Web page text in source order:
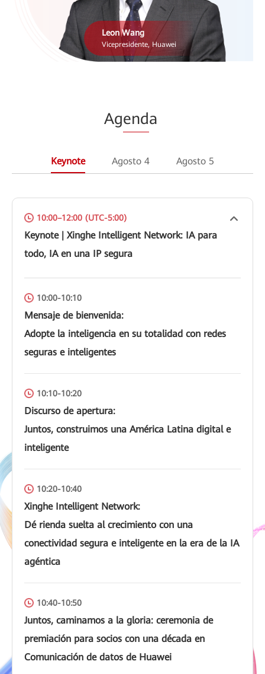
Leon Wang
Vicepresidente, Huawei
Agenda
Keynote Agosto 4 Agosto 5
10:00–12:00 (UTC-5:00)
Keynote | Xinghe Intelligent Network: IA para
todo, IA en una IP segura
10:00-10:10
Mensaje de bienvenida:
Adopte la inteligencia en su totalidad con redes
seguras e inteligentes
10:10-10:20
Discurso de apertura:
Juntos, construimos una América Latina digital e
inteligente
10:20-10:40
Xinghe Intelligent Network:
Dé rienda suelta al crecimiento con una
conectividad segura e inteligente en la era de la IA
agéntica
10:40-10:50
Juntos, caminamos a la gloria: ceremonia de
premiación para socios con una década en
Comunicación de datos de Huawei